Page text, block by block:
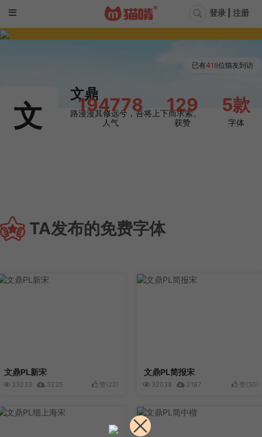
登录 | 注册
文
文鼎
路漫漫其修远兮，吾将上下而求索。
194778
人气
129
获赞
5款
字体
已有418位猫友到访
 TA发布的免费字体
文鼎PL新宋
33233 3225 赞(22)
文鼎PL简报宋
32038 2187 赞(30)